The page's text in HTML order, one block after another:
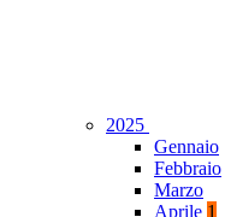
2025
Gennaio
Febbraio
Marzo
Aprile 1